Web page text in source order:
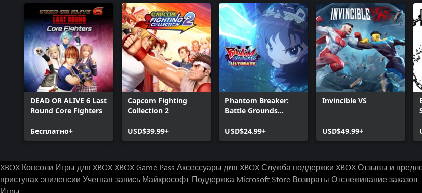
DEAD OR ALIVE 6 Last
Round Core Fighters
Бесплатно+
Capcom Fighting
Collection 2
USD$39.99+
Phantom Breaker:
Battle Grounds
USD$24.99+
Invincible VS
USD$49.99+
XBOX Консоли Игры для XBOXXBOX Game Pass Аксессуары для XBOXСлужба поддержки XBOXОтзывы и
приступах эпилепсии Учетная запись Майкрософт Поддержка Microsoft Store Возвраты Отслеживание заказов